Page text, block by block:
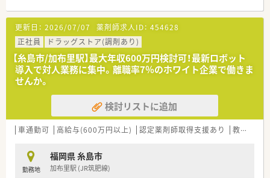
【募集背景と求める人物像について】
■今回は欠員補充のための募集で、チームの一員として長く貢献
してくださる方を求めます。
■今後ますます需要が高まる在宅医療の分野で、専門性を高めた
いという意欲のある方を歓迎します。
■多職種と連携する場面も多いため、コミュニケーションを大切
にできる方を募集しています。
【法人特徴について】
■福岡県を中心に116店舗を展開する九州最大手の薬局で、安定
した経営基盤が魅力です。
働きやすさを追求しています。
■個人のレベルや興味に合わせた多彩な研修制度で、継続的なス
キルアップを支援します。
更新日： 2026/07/07 薬剤師求人ID： 454628
正社員
ドラッグストア(調剤あり)
【糸島市/加布里駅】最大年収600万円検討可！最新ロボット
導入で対人業務に集中。離職率7％のホワイト企業で働きま
せんか。
検討リストに追加
車通勤可 高給与(600万円以上) 認定薬剤師取得支援あり 教育制度あり
勤務地
福岡県 糸島市
加布里駅 (JR筑肥線)